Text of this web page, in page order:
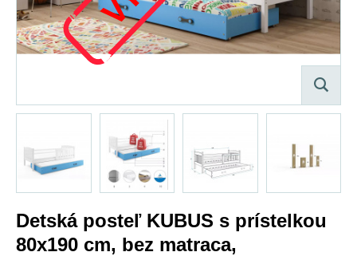
Detská posteľ KUBUS s prístelkou
80x190 cm, bez matraca,